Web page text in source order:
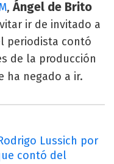
,Ángel de Brito
ir de invitado a
periodista contó
de la producción
ha negado a ir.
Lussich por
contó del